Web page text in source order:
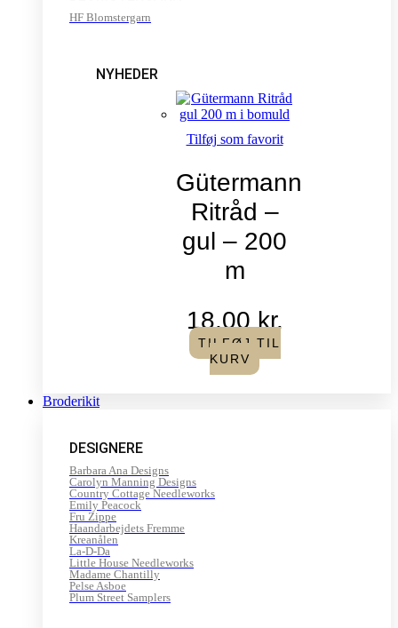
HF Blomstergarn
NYHEDER
Tilføj som favorit
Gütermann
Ritråd –
gul – 200
m
18,00kr.
TILFØJ TIL
KURV
Broderikit
DESIGNERE
Barbara Ana Designs
Carolyn Manning Designs
Country Cottage Needleworks
Emily Peacock
Fru Zippe
Haandarbejdets Fremme
Kreanålen
La-D-Da
Little House Needleworks
Madame Chantilly
Pelse Asboe
Plum Street Samplers